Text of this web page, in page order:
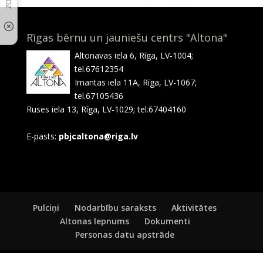
Rīgas bērnu un jauniešu centrs "Altona"
Altonavas iela 6, Rīga, LV-1004;
tel.67612354
Imantas iela 11A, Rīga, LV-1067;
tel.67105436
Ruses iela 13, Rīga, LV-1029; tel.67404160
E-pasts: pbjcaltona@riga.lv
Pulciņi Nodarbību saraksts
Aktivitātes
Altonas lepnums
Dokumenti
Personas datu apstrāde